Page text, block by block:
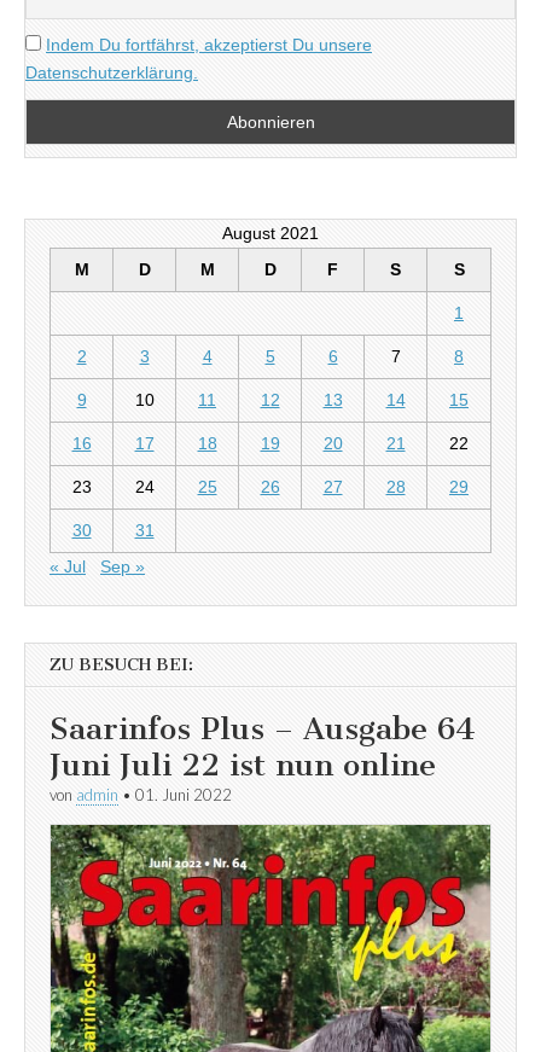
Indem Du fortfährst, akzeptierst Du unsere
Datenschutzerklärung.
August 2021
M
D M D F S S
1
2 3 4 5 6 7 8
9 10 11 12 13 14 15
16 17 18 19 20 21 22
23 24 25 26 27 28 29
30
31
« Jul
Sep »
ZU BESUCH BEI:
Saarinfos Plus – Ausgabe 64
Juni Juli 22 ist nun online
von admin • 01. Juni 2022